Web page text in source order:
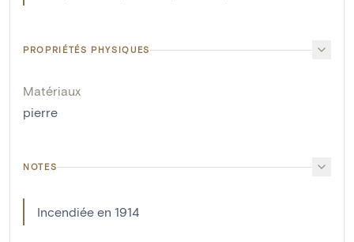
PROPRIÉTÉS PHYSIQUES
Matériaux
pierre
NOTES
Incendiée en 1914